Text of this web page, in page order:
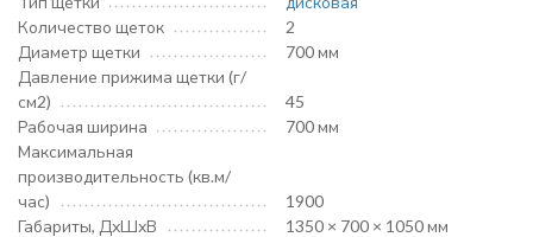
Количество щеток
2
Диаметр щетки
700 мм
Давление прижима щетки (г/
см2)
45
Рабочая ширина
700 мм
Максимальная
производительность (кв.м/
час)
1900
Габариты, ДхШхВ
1350 × 700 × 1050 мм